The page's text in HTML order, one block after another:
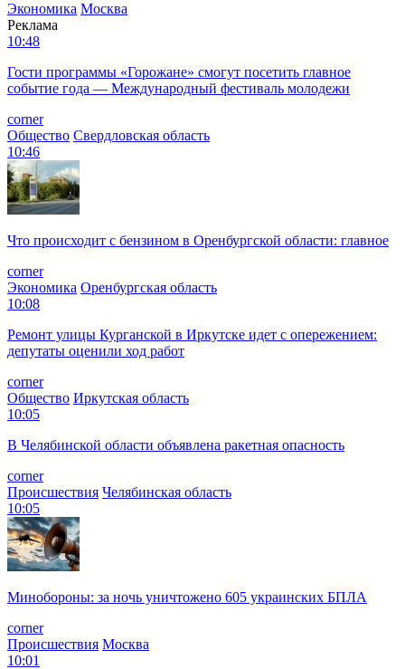
Экономика Москва
Реклама
10:48
Гости программы «Горожане» смогут посетить главное
событие года — Международный фестиваль молодежи
corner
Общество Свердловская область
10:46
Что происходит с бензином в Оренбургской области: главное
corner
Экономика Оренбургская область
10:08
Ремонт улицы Курганской в Иркутске идет с опережением:
депутаты оценили ход работ
corner
Общество Иркутская область
10:05
В Челябинской области объявлена ракетная опасность
corner
Происшествия Челябинская область
10:05
Минобороны: за ночь уничтожено 605 украинских БПЛА
corner
Происшествия Москва
10:01